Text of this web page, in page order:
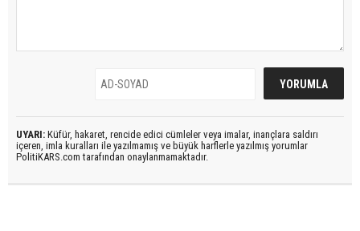
UYARI: Küfür, hakaret, rencide edici cümleler veya imalar, inançlara saldırı
içeren, imla kuralları ile yazılmamış ve büyük harflerle yazılmış yorumlar
PolitiKARS.com tarafından onaylanmamaktadır.